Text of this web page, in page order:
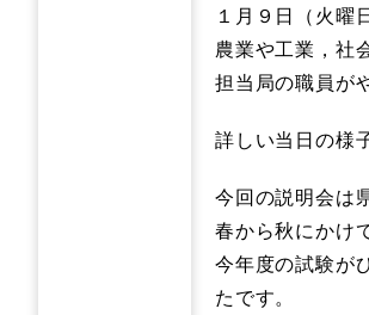
１月９日（火曜
農業や工業，社
担当局の職員が
詳しい当日の様
今回の説明会は
春から秋にかけ
今年度の試験が
たです。